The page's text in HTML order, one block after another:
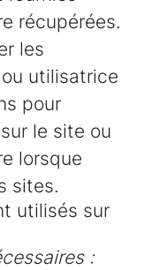
récupérées.
les
utilisatrice
pour
le site ou
lorsque
sites.
utilisés sur
: